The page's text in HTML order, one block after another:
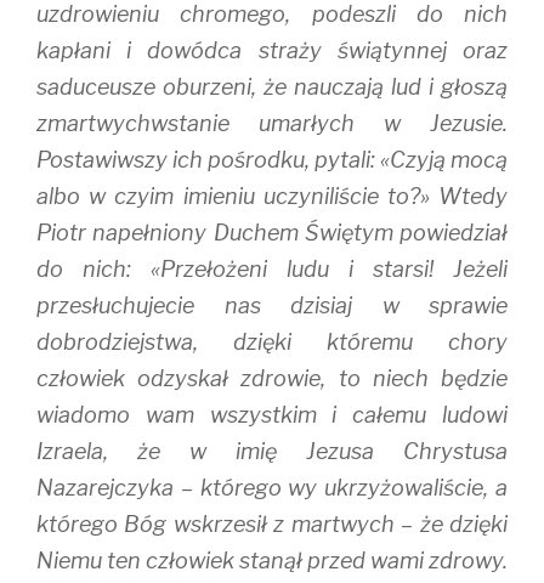
uzdrowieniu chromego, podeszli do nich
kapłani i dowódca straży świątynnej oraz
saduceusze oburzeni, że nauczają lud i głoszą
zmartwychwstanie umarłych w Jezusie.
Postawiwszy ich pośrodku, pytali: «Czyją mocą
albo w czyim imieniu uczyniliście to?» Wtedy
Piotr napełniony Duchem Świętym powiedział
do nich: «Przełożeni ludu i starsi! Jeżeli
przesłuchujecie nas dzisiaj w sprawie
dobrodziejstwa, dzięki któremu chory
człowiek odzyskał zdrowie, to niech będzie
wiadomo wam wszystkim i całemu ludowi
Izraela, że w imię Jezusa Chrystusa
Nazarejczyka – którego wy ukrzyżowaliście, a
którego Bóg wskrzesił z martwych – że dzięki
Niemu ten człowiek stanął przed wami zdrowy.